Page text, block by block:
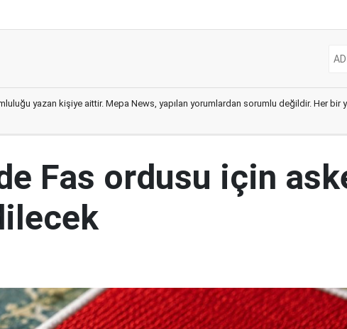
yazan kişiye aittir. Mepa News, yapılan yorumlardan sorumlu değildir. Her bir
Fas ordusu için